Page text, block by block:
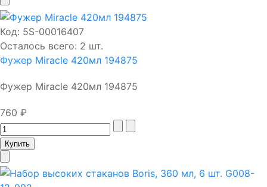
Код: 5S-00016407
Осталось всего: 2 шт.
Фужер Miracle 420мл 194875
Фужер Miracle 420мл 194875
760 ₽